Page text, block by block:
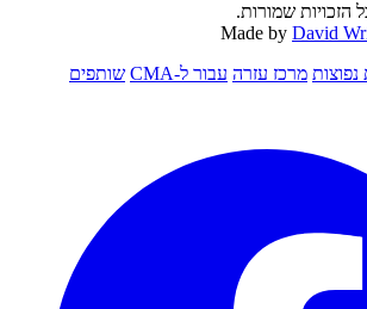
Made by David
מרכז עזרה עבור ל-CMA
שותפים